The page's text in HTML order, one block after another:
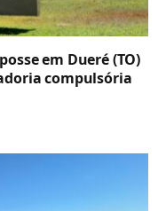
em Dueré (TO)
compulsória